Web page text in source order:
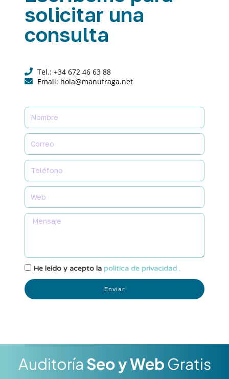
solicitar una
consulta
Tel.: +34 672 46 63 88
Email: hola@manufraga.net
He leído y acepto la política de privacidad .
Enviar
Auditoría Seo y Web Gratis